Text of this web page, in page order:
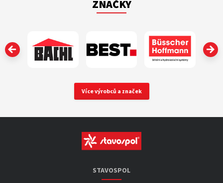
ZNAČKY
‹
Více výrobců a značek
STAVOSPOL